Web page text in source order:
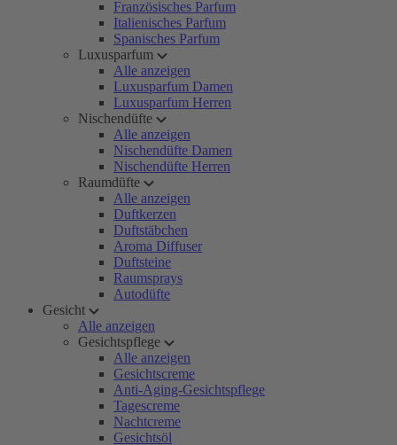
Französisches Parfum
Italienisches Parfum
Spanisches Parfum
Luxusparfum
Alle anzeigen
Luxusparfum Damen
Luxusparfum Herren
Nischendüfte
Alle anzeigen
Nischendüfte Damen
Nischendüfte Herren
Raumdüfte
Alle anzeigen
Duftkerzen
Duftstäbchen
Aroma Diffuser
Duftsteine
Raumsprays
Autodüfte
Gesicht
Alle anzeigen
Gesichtspflege
Alle anzeigen
Gesichtscreme
Anti-Aging-Gesichtspflege
Tagescreme
Nachtcreme
Gesichtsöl